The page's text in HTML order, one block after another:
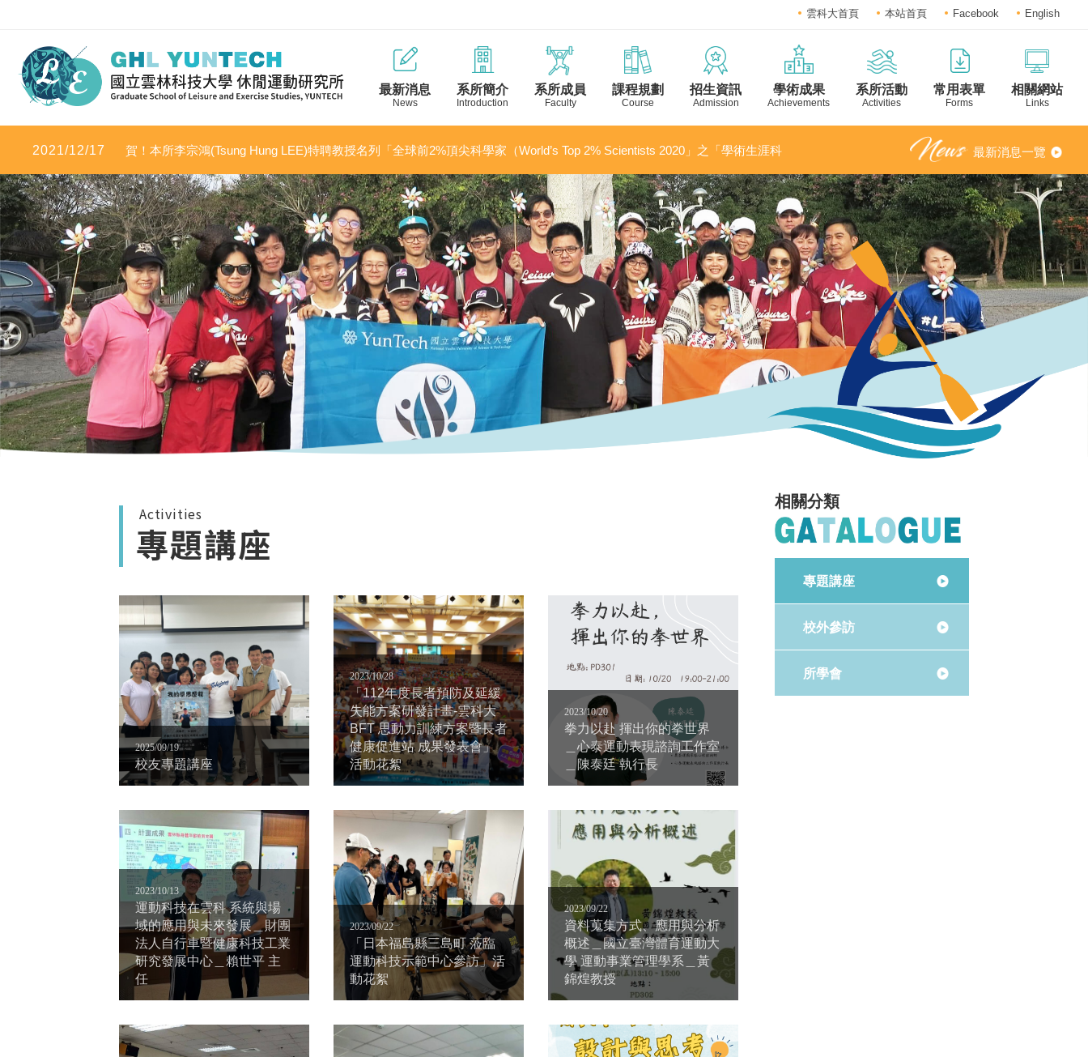
English
Facebook
本站首頁
雲科大首頁
最新消息
News
系所簡介
Introduction
系所成員
Faculty
課程規劃
Course
招生資訊
Admission
學術成果
Achievements
系所活動
Activities
常用表單
Forms
相關網站
Links
最新消息一覽
2021/12/17
賀！本所李宗鴻(Tsung Hung LEE)特聘教授名列「全球前2%頂尖科學家（World’s Top 2% Scientists 2020」之「學術生涯科
Activities
專題講座
2025/09/19
校友專題講座
2023/10/28
「112年度長者預防及延緩
失能方案研發計畫-雲科大
BFT 思動力訓練方案暨長者
健康促進站 成果發表會」
活動花絮
2023/10/20
拳力以赴 揮出你的拳世界
＿心泰運動表現諮詢工作室
＿陳泰廷 執行長
2023/10/13
運動科技在雲科 系統與場
域的應用與未來發展＿財團
法人自行車暨健康科技工業
研究發展中心＿賴世平 主
任
2023/09/22
「日本福島縣三島町 蒞臨
運動科技示範中心參訪」活
動花絮
2023/09/22
資料蒐集方式、應用與分析
概述＿國立臺灣體育運動大
學 運動事業管理學系＿黃
錦煌教授
相關分類
專題講座
校外參訪
所學會